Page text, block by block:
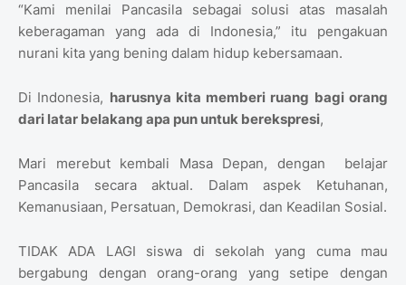
“Kami menilai Pancasila sebagai solusi atas masalah
keberagaman yang ada di Indonesia,” itu pengakuan
nurani kita yang bening dalam hidup kebersamaan.
Di Indonesia, harusnya kita memberi ruang bagi orang
dari latar belakang apa pun untuk berekspresi,
Mari merebut kembali Masa Depan, dengan belajar
Pancasila secara aktual. Dalam aspek Ketuhanan,
Kemanusiaan, Persatuan, Demokrasi, dan Keadilan Sosial.
TIDAK ADA LAGI siswa di sekolah yang cuma mau
bergabung dengan orang-orang yang setipe dengan